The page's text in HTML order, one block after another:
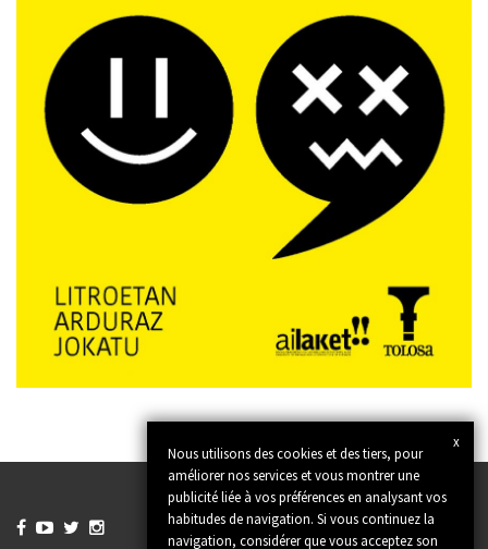
x
Nous utilisons des cookies et des tiers, pour
améliorer nos services et vous montrer une
publicité liée à vos préférences en analysant vos
habitudes de navigation. Si vous continuez la
navigation, considérer que vous acceptez son
   